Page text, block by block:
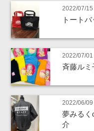
2022/07/15
トート
2022/07/01
斉藤ル
2022/06/09
夢みるく
介